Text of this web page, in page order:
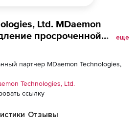
Ltd. MDaemon
просроченной
еще
партнер MDaemon Technologies,
Technologies, Ltd.
ссылку
Отзывы